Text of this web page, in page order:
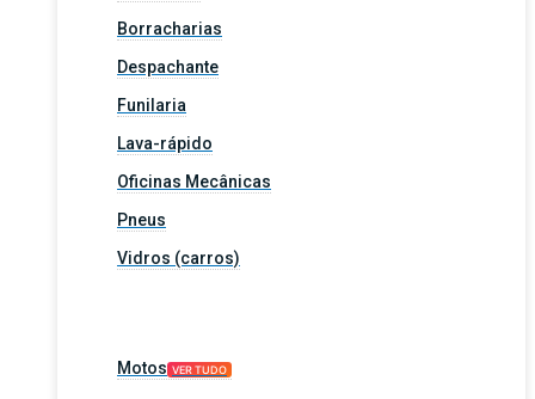
Borracharias
Despachante
Funilaria
Lava-rápido
Oficinas Mecânicas
Pneus
Vidros (carros)
Motos VER TUDO